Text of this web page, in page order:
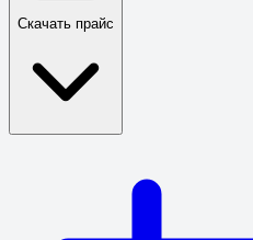
Скачать прайс